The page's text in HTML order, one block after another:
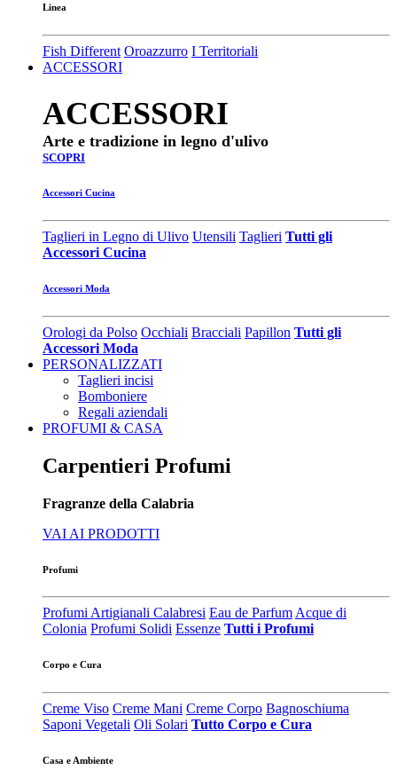
Linea
Fish Different Oroazzurro I Territoriali
ACCESSORI
ACCESSORI
Arte e tradizione in legno d'ulivo
SCOPRI
Accessori Cucina
Taglieri in Legno di Ulivo Utensili Taglieri Tutti gli
Accessori Cucina
Accessori Moda
Orologi da Polso Occhiali Bracciali Papillon Tutti gli
Accessori Moda
PERSONALIZZATI
Taglieri incisi
Bomboniere
Regali aziendali
PROFUMI & CASA
Carpentieri Profumi
Fragranze della Calabria
VAI AI PRODOTTI
Profumi
Profumi Artigianali Calabresi Eau de ParfumAcque di
Colonia Profumi Solidi Essenze Tutti i Profumi
Corpo e Cura
Creme Viso Creme Mani Creme Corpo Bagnoschiuma
Saponi Vegetali Oli Solari Tutto Corpo e Cura
Casa e Ambiente